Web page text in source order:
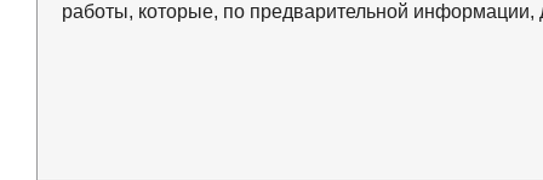
работы, которые, по предварительной информации,